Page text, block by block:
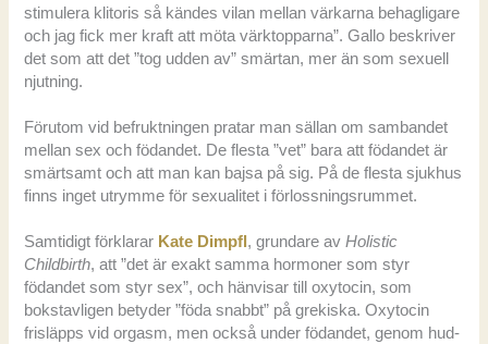
stimulera klitoris så kändes vilan mellan värkarna behagligare
och jag fick mer kraft att möta värktopparna”. Gallo beskriver
det som att det ”tog udden av” smärtan, mer än som sexuell
njutning.
Förutom vid befruktningen pratar man sällan om sambandet
mellan sex och födandet. De flesta ”vet” bara att födandet är
smärtsamt och att man kan bajsa på sig. På de flesta sjukhus
finns inget utrymme för sexualitet i förlossningsrummet.
Samtidigt förklarar Kate Dimpfl , grundare avHolistic
Childbirth, att ”det är exakt samma hormoner som styr
födandet som styr sex”, och hänvisar till oxytocin, som
bokstavligen betyder ”föda snabbt” på grekiska. Oxytocin
frisläpps vid orgasm, men också under födandet, genom hud-